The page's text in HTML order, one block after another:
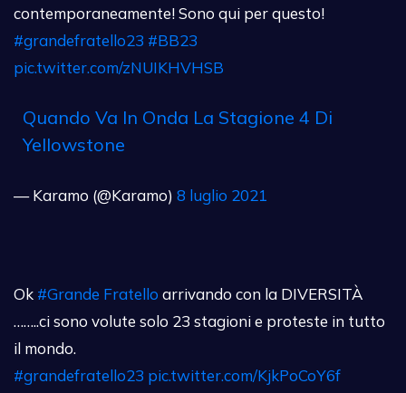
contemporaneamente! Sono qui per questo!
#grandefratello23 #BB23
pic.twitter.com/zNUIKHVHSB
Quando Va In Onda La Stagione 4 Di
Yellowstone
— Karamo (@Karamo) 8 luglio 2021
Ok #Grande Fratello arrivando con la DIVERSITÀ
……..ci sono volute solo 23 stagioni e proteste in tutto
il mondo.
#grandefratello23 pic.twitter.com/KjkPoCoY6f